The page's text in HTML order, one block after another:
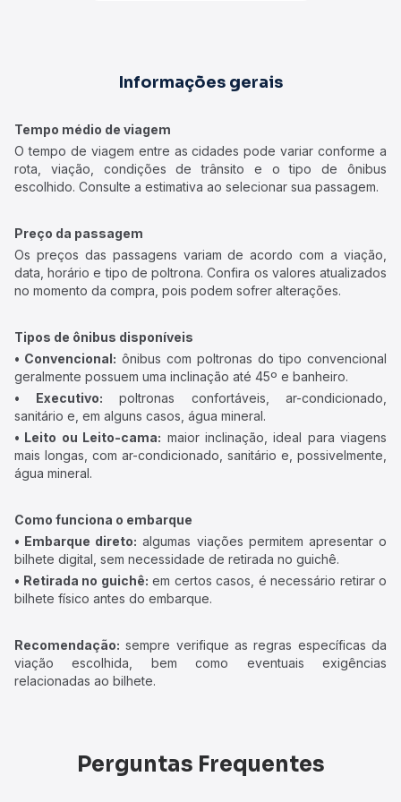
Informações gerais
Tempo médio de viagem
O tempo de viagem entre as cidades pode variar conforme a
rota, viação, condições de trânsito e o tipo de ônibus
escolhido. Consulte a estimativa ao selecionar sua passagem.
Preço da passagem
Os preços das passagens variam de acordo com a viação,
data, horário e tipo de poltrona. Confira os valores atualizados
no momento da compra, pois podem sofrer alterações.
Tipos de ônibus disponíveis
• Convencional: ônibus com poltronas do tipo convencional
geralmente possuem uma inclinação até 45º e banheiro.
• Executivo: poltronas confortáveis, ar-condicionado,
sanitário e, em alguns casos, água mineral.
• Leito ou Leito-cama: maior inclinação, ideal para viagens
mais longas, com ar-condicionado, sanitário e, possivelmente,
água mineral.
Como funciona o embarque
• Embarque direto: algumas viações permitem apresentar o
bilhete digital, sem necessidade de retirada no guichê.
• Retirada no guichê: em certos casos, é necessário retirar o
bilhete físico antes do embarque.
Recomendação: sempre verifique as regras específicas da
viação escolhida, bem como eventuais exigências
relacionadas ao bilhete.
Perguntas Frequentes